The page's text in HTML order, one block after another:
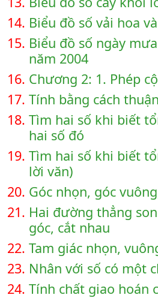
14. Biểu đồ số vải hoa
15. Biểu đồ số ngày
năm 2004
16. Chương 2: 1. Phép
17. Tính bằng cách
18. Tìm hai số khi biết
hai số đó
19. Tìm hai số khi biết
lời văn)
20. Góc nhọn, góc
21. Hai đường thẳng
góc, cắt nhau
22. Tam giác nhọn,
23. Nhân với số có một
24. Tính chất giao hoán